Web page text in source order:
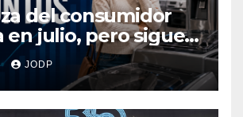
del consumidor
en julio, pero sigue
de 2025: Banxico
JODP